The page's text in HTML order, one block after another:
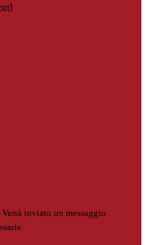
Verrà inviato un messaggio